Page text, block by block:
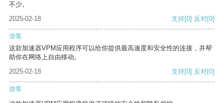
不少。
2025-02-18
支持[0] 反对[0]
游客
这款加速器VPM应用程序可以给你提供最高速度和安全性的连接，并帮
助你在网络上自由移动。
2025-02-18
支持[0] 反对[0]
游客